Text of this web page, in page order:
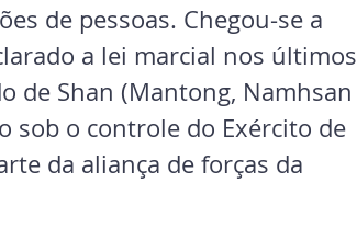
de pessoas. Chegou-se a
a lei marcial nos últimos
de Shan (Mantong, Namhsan
sob o controle do Exército de
da aliança de forças da